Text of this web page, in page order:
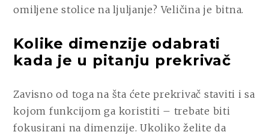
omiljene stolice na ljuljanje? Veličina je bitna.
Kolike dimenzije odabrati
kada je u pitanju prekrivač
Zavisno od toga na šta ćete prekrivač staviti i sa
kojom funkcijom ga koristiti – trebate biti
fokusirani na dimenzije. Ukoliko želite da